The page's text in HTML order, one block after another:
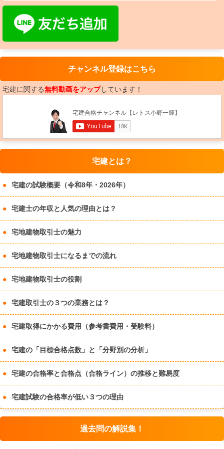
チャンネル登録はこちら
宅建に関する無料動画をアップしています！
宅建とは？
宅建の試験概要（令和8年・2026年）
宅建士の年収と人気の理由とは？
宅地建物取引士の魅力
宅地建物取引士になるまでの流れ
宅地建物取引士の役割
宅建取引士の３つの業務とは？
宅建取得にかかる費用（参考書費用・受験料）
宅建の「目標合格点数」と「分野別の分析」
宅建の合格率と合格点（合格ライン）の推移と難易度
宅建試験の合格率が低い３つの理由
過去問の解説集！